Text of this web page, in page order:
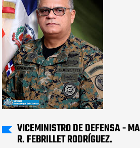
VICEMINISTRO DE DEFENSA -
R. FEBRILLET RODRÍGUEZ.